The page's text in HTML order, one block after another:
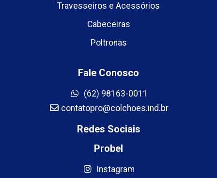
Travesseiros e Acessórios
Cabeceiras
Poltronas
Fale Conosco
(62) 98163-0011
contatopro@colchoes.ind.br
Redes Sociais
Probel
Instagram